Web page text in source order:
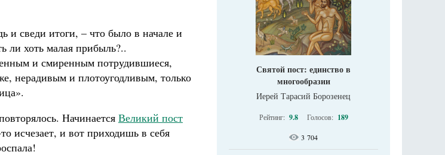
и сведи итоги, – что было в начале и
ли хоть малая прибыль?..
и смиренным потрудившиеся,
нерадивым и плотоугодливым, только
Начинается Великий пост
исчезает, и вот приходишь в себя
Святой пост: единство в
многообразии
Иерей Тарасий Борозенец
Рейтинг: 9.8 Голосов: 189
3 704